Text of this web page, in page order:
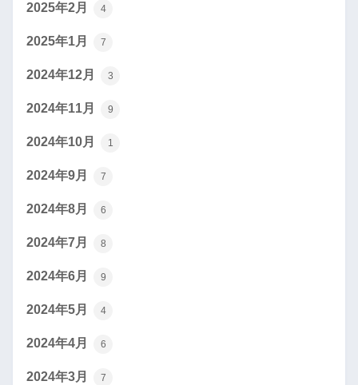
2025年2月 4
2025年1月 7
2024年12月 3
2024年11月 9
2024年10月 1
2024年9月 7
2024年8月 6
2024年7月 8
2024年6月 9
2024年5月 4
2024年4月 6
2024年3月 7